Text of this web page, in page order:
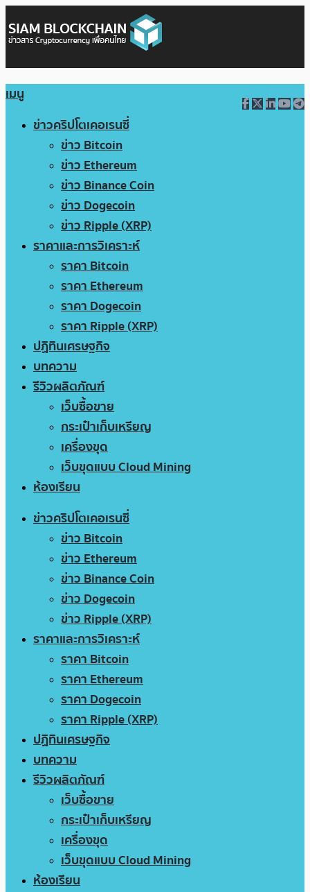
เมนู
ข่าวคริปโตเคอเรนซี่
ข่าว Bitcoin
ข่าว Ethereum
ข่าว Binance Coin
ข่าว Dogecoin
ข่าว Ripple (XRP)
ราคาและการวิเคราะห์
ราคา Bitcoin
ราคา Ethereum
ราคา Dogecoin
ราคา Ripple (XRP)
ปฏิทินเศรษฐกิจ
บทความ
รีวิวผลิตภัณฑ์
เว็บซื้อขาย
กระเป๋าเก็บเหรียญ
เครื่องขุด
เว็บขุดแบบ Cloud Mining
ห้องเรียน
ข่าวคริปโตเคอเรนซี่
ข่าว Bitcoin
ข่าว Ethereum
ข่าว Binance Coin
ข่าว Dogecoin
ข่าว Ripple (XRP)
ราคาและการวิเคราะห์
ราคา Bitcoin
ราคา Ethereum
ราคา Dogecoin
ราคา Ripple (XRP)
ปฏิทินเศรษฐกิจ
บทความ
รีวิวผลิตภัณฑ์
เว็บซื้อขาย
กระเป๋าเก็บเหรียญ
เครื่องขุด
เว็บขุดแบบ Cloud Mining
ห้องเรียน